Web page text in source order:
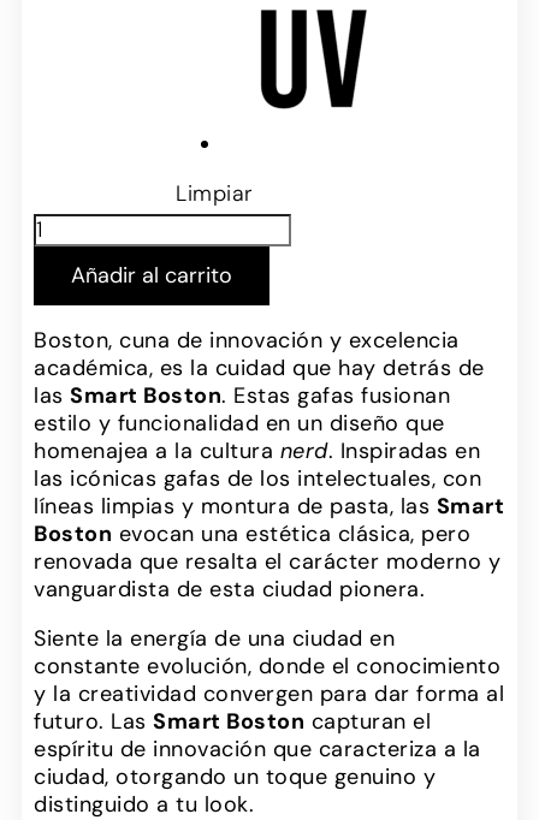
Limpiar
Añadir al carrito
Boston, cuna de innovación y excelencia
académica, es la cuidad que hay detrás de
las Smart Boston. Estas gafas fusionan
estilo y funcionalidad en un diseño que
homenajea a la cultura nerd. Inspiradas en
las icónicas gafas de los intelectuales, con
líneas limpias y montura de pasta, las Smart
Boston evocan una estética clásica, pero
renovada que resalta el carácter moderno y
vanguardista de esta ciudad pionera.
Siente la energía de una ciudad en
constante evolución, donde el conocimiento
y la creatividad convergen para dar forma al
futuro. Las Smart Boston capturan el
espíritu de innovación que caracteriza a la
ciudad, otorgando un toque genuino y
distinguido a tu look.